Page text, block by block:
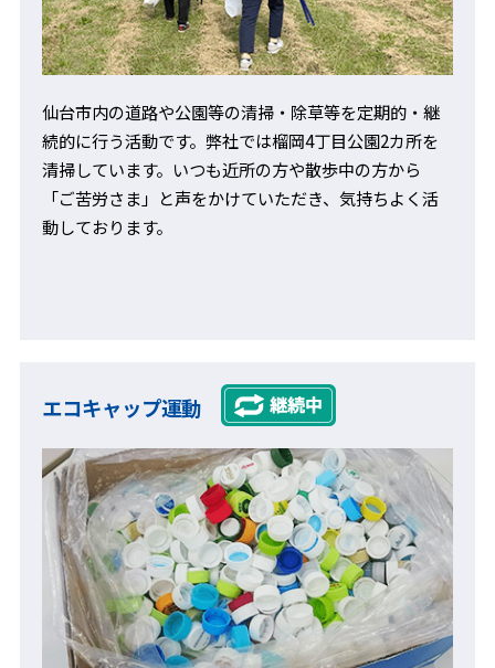
仙台市内の道路や公園等の清掃・除草等を定期的・継
続的に行う活動です。弊社では榴岡4丁目公園2カ所を
清掃しています。いつも近所の方や散歩中の方から
「ご苦労さま」と声をかけていただき、気持ちよく活
動しております。
エコキャップ運動